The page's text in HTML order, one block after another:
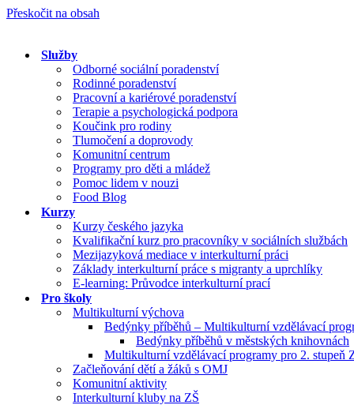
Přeskočit na obsah
Služby
Odborné sociální poradenství
Rodinné poradenství
Pracovní a kariérové poradenství
Terapie a psychologická podpora
Koučink pro rodiny
Tlumočení a doprovody
Komunitní centrum
Programy pro děti a mládež
Pomoc lidem v nouzi
Food Blog
Kurzy
Kurzy českého jazyka
Kvalifikační kurz pro pracovníky v sociálních službách
Mezijazyková mediace v interkulturní práci
Základy interkulturní práce s migranty a uprchlíky
E-learning: Průvodce interkulturní prací
Pro školy
Multikulturní výchova
Bedýnky příběhů – Multikulturní vzdělávací
Bedýnky příběhů v městských knihovnách
Multikulturní vzdělávací programy pro 2. stupeň
Začleňování dětí a žáků s OMJ
Komunitní aktivity
Interkulturní kluby na ZŠ